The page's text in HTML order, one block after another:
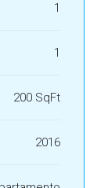
1
1
200 SqFt
2016